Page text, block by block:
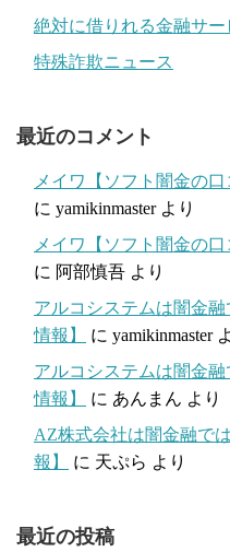
絶対に借りれる金融サー
特殊詐欺ニュース
最近のコメント
メイワ【ソフト闇金の
に yamikinmasterより
メイワ【ソフト闇金の
に 阿部慎吾 より
アルコシステムは闇金
情報】
に yamikinmaster
アルコシステムは闇金
情報】
に あんまん より
AZ株式会社は闇金融で
報】
に 天ぷら より
最近の投稿